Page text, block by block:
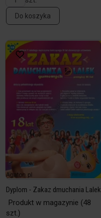
Do koszyka
Dyplom - Zakaz dmuchania Lalek
Produkt w magazynie (48
szt.)